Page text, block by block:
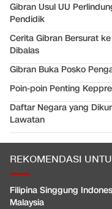
Gibran Usul UU
Pendidik
Cerita Gibran Bersurat
Dibalas
Gibran Buka Posko
Poin-poin Penting
Daftar Negara yang
Lawatan
REKOMENDASI
Filipina Singgung
Malaysia